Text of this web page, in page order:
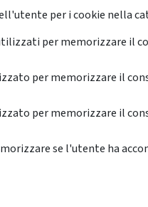
per i cookie nella
per memorizzare il
per memorizzare il
per memorizzare il
se l'utente ha